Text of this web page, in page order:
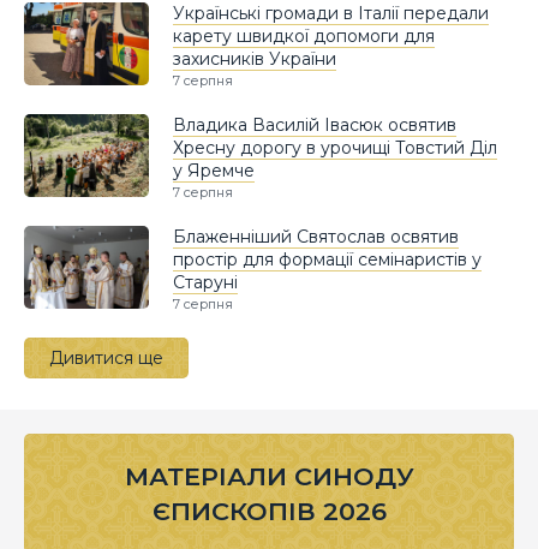
Українські громади в Італії передали
карету швидкої допомоги для
захисників України
7 серпня
Владика Василій Івасюк освятив
Хресну дорогу в урочищі Товстий Діл
у Яремче
7 серпня
Блаженніший Святослав освятив
простір для формації семінаристів у
Старуні
7 серпня
Дивитися ще
МАТЕРІАЛИ СИНОДУ
ЄПИСКОПІВ 2026